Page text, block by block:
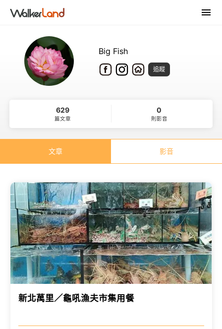
Big Fish
追蹤
629
篇文章
0
則影音
文章 影音
新北萬里／龜吼漁夫市集用餐